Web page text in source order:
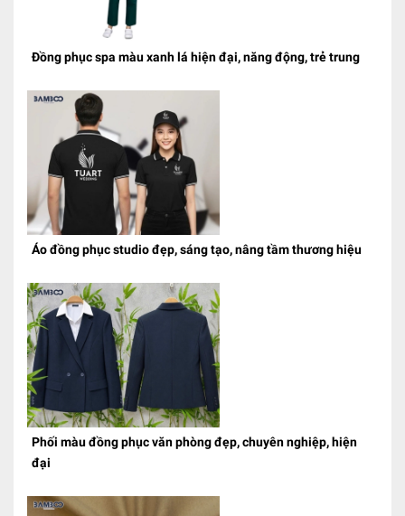
Đồng phục spa màu xanh lá hiện đại, năng động, trẻ trung
Áo đồng phục studio đẹp, sáng tạo, nâng tầm thương hiệu
Phối màu đồng phục văn phòng đẹp, chuyên nghiệp, hiện
đại